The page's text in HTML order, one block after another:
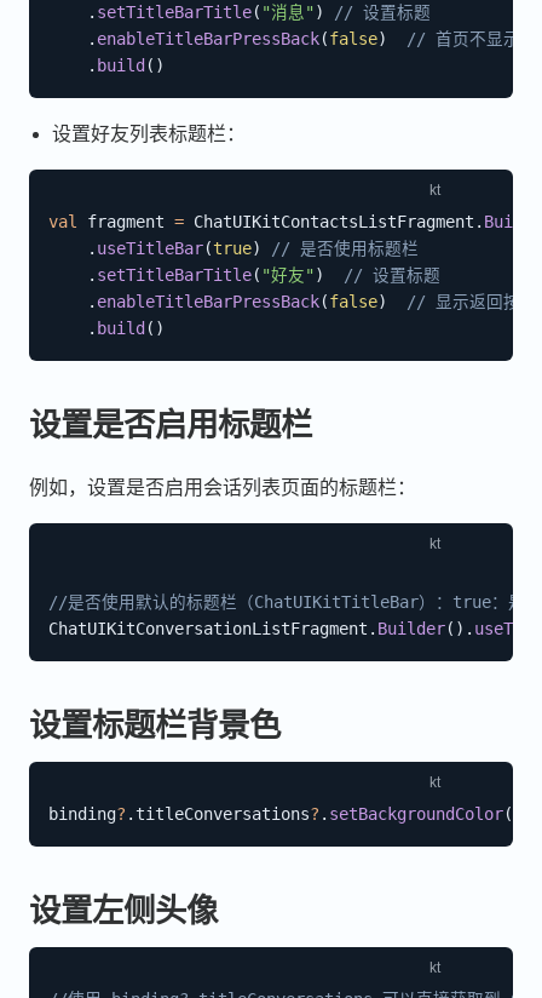
. setTitleBarTitle( "消息" )
// 设置标题
. enableTitleBarPressBack(false)
// 首页不显示返
. build ( )
设置好友列表标题栏：
val fragment = ChatUIKitContactsListFragment .
. useTitleBar(true)
// 是否使用标题栏
. setTitleBarTitle( "好友" )
// 设置标题
. enableTitleBarPressBack(false)
// 显示返回按钮
. build( )
设置是否启用标题栏
例如，设置是否启用会话列表页面的标题栏：
//是否使用默认的标题栏（ChatUIKitTitleBar）：true：
ChatUIKitConversationListFragment . Builder( ) .
设置标题栏背景色
binding? . titleConversations? . setBackgroundColor(
设置左侧头像